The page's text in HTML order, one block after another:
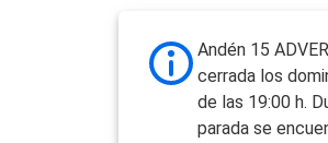
Andén 15
cerrada los
de las 19:00 h.
parada se